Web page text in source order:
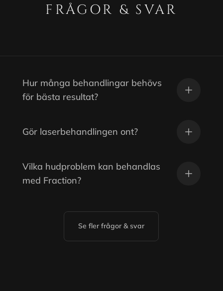
FRÅGOR & SVAR
Hur många behandlingar behövs
för bästa resultat?
Gör laserbehandlingen ont?
Vilka hudproblem kan behandlas
med Fraction?
Se fler frågor & svar